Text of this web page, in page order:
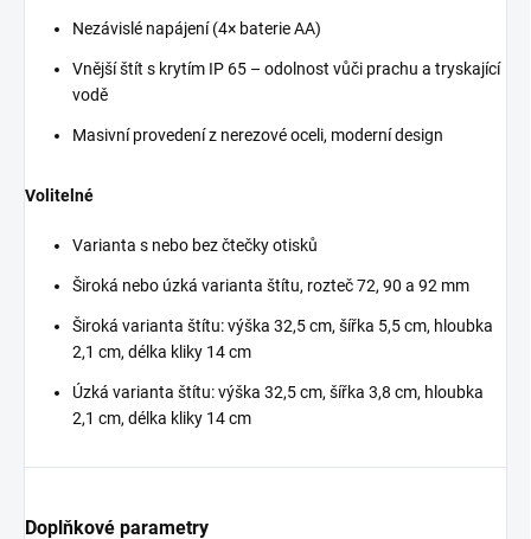
Nezávislé napájení (4× baterie AA)
Vnější štít s krytím IP 65 – odolnost vůči prachu a tryskající
vodě
Masivní provedení z nerezové oceli, moderní design
Volitelné
Varianta s nebo bez čtečky otisků
Široká nebo úzká varianta štítu, rozteč 72, 90 a 92 mm
Široká varianta štítu: výška 32,5 cm, šířka 5,5 cm, hloubka
2,1 cm, délka kliky 14 cm
Úzká varianta štítu:výška 32,5 cm, šířka 3,8 cm, hloubka
2,1 cm, délka kliky 14 cm
Doplňkové parametry